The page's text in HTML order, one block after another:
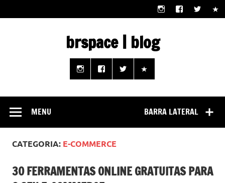
content
brspace | blog
Descubra como a tecnologia pode melhorar sua vida |
Junte-se a nós rumo a um futuro em que o útil e prático
estão ao seu alcance!
BARRA LATERAL
MENU
CATEGORIA: E-COMMERCE
30 FERRAMENTAS ONLINE GRATUITAS PARA